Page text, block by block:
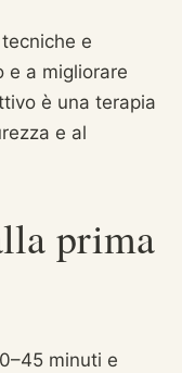
e
e a migliorare
è una terapia
e al
prima
minuti e